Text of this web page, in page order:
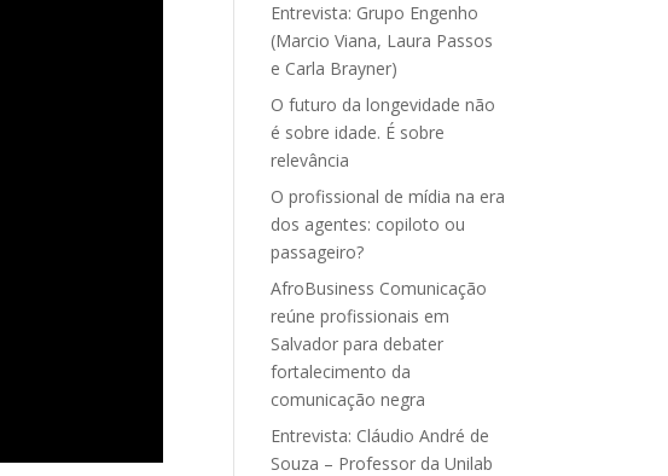
Entrevista: Grupo Engenho
(Marcio Viana, Laura Passos
e Carla Brayner)
O futuro da longevidade não
é sobre idade. É sobre
relevância
O profissional de mídia na era
dos agentes: copiloto ou
passageiro?
AfroBusiness Comunicação
reúne profissionais em
Salvador para debater
fortalecimento da
comunicação negra
Entrevista: Cláudio André de
Souza – Professor da Unilab